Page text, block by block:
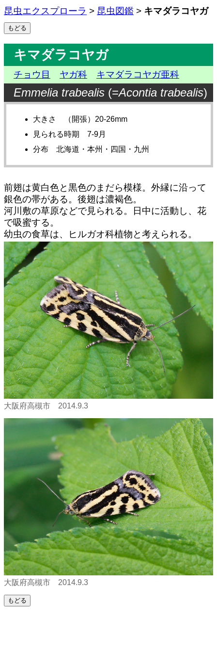
昆虫エクスプローラ > 昆虫図鑑 > キマダラコヤガ
キマダラコヤガ
チョウ目 ヤガ科 キマダラコヤガ亜科
Emmelia trabealis (=Acontia trabealis)
大きさ （開張）20-26mm
見られる時期 7-9月
分布 北海道・本州・四国・九州
前翅は黄白色と黒色のまだら模様。外縁に沿って
銀色の帯がある。後翅は濃褐色。
河川敷の草原などで見られる。日中に活動し、花
で吸蜜する。
幼虫の食草は、ヒルガオ科植物と考えられる。
大阪府高槻市 2014.9.3
大阪府高槻市 2014.9.3